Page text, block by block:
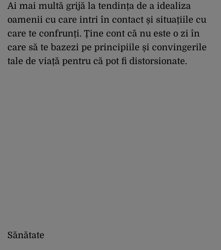
Ai mai multă grijă la tendința de a idealiza
oamenii cu care intri în contact și situațiile cu
care te confrunți. Ține cont că nu este o zi în
care să te bazezi pe principiile și convingerile
tale de viață pentru că pot fi distorsionate.
Sănătate